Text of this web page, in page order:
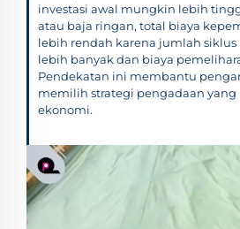
investasi awal mungkin lebih
atau baja ringan, total biaya
lebih rendah karena jumlah
lebih banyak dan biaya
Pendekatan ini membantu
memilih strategi pengadaan yang
ekonomi.